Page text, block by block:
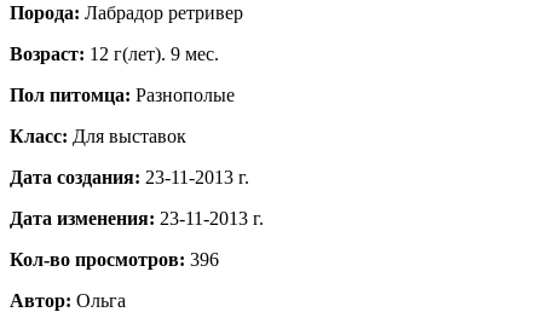
Порода: Лабрадор ретривер
Возраст: 12 г(лет). 9 мес.
Пол питомца: Разнополые
Класс: Для выставок
Дата создания: 23-11-2013 г.
Дата изменения: 23-11-2013 г.
Кол-во просмотров: 396
Автор: Ольга